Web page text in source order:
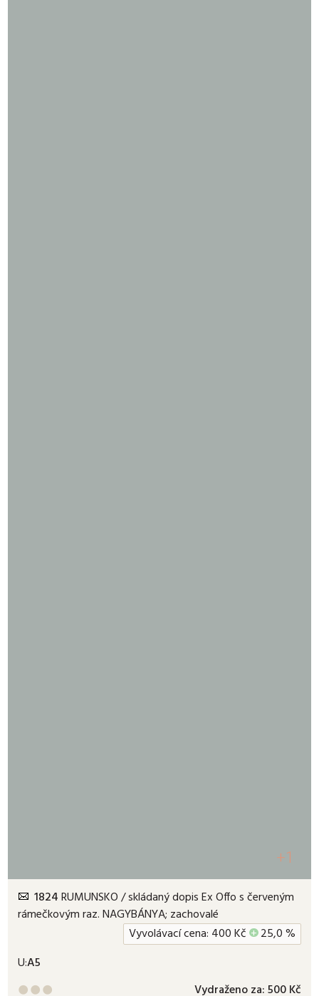
+1
1824RUMUNSKO / skládaný dopis Ex Offo s červeným
rámečkovým raz. NAGYBÁNYA; zachovalé
Vyvolávací cena: 400Kč + 25,0 %
U:A5
   Vydraženo za:500 Kč